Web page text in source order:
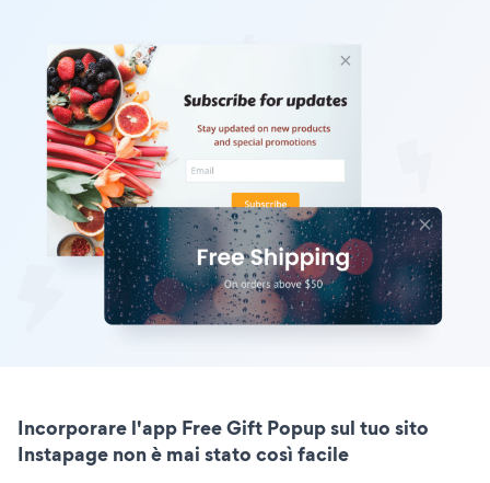
Incorporare l'app Free Gift Popup sul tuo sito
Instapage non è mai stato così facile